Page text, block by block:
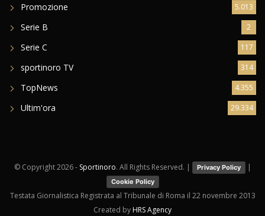
Promozione 5.013
Serie B 2
Serie C 117
sportinoro TV 314
TopNews 4.355
Ultim'ora 29.334
© Copyright2026 - Sportinoro. All Rights Reserved. | Privacy Policy |
Cookie Policy
Testata Giornalistica Registrata al Tribunale di Roma il 22 novembre 2013
Created by HRS Agency